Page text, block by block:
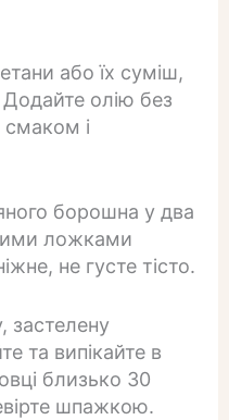
або їх суміш,
Додайте олію без
смаком і
борошна у два
ложками
не густе тісто.
застелену
та випікайте в
близько 30
шпажкою.